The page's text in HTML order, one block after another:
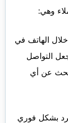
وهي:
الهاتف في
التواصل
عن أي
بشكل فوري